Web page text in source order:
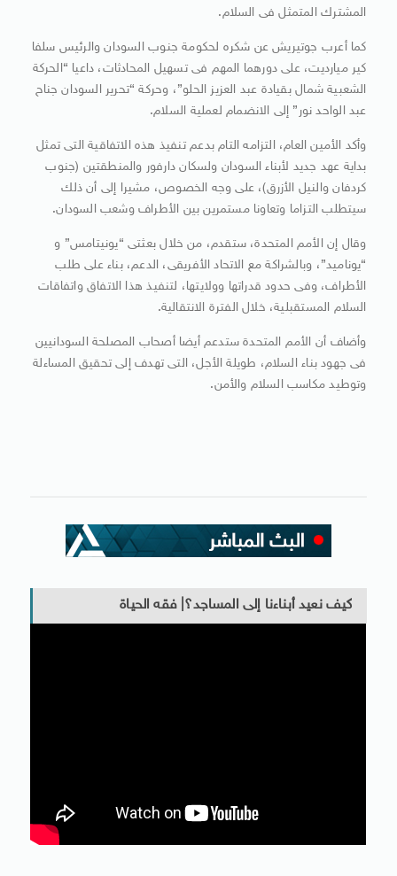
المشترك المتمثل فى السلام.
كما أعرب جوتيريش عن شكره لحكومة جنوب السودان والرئيس سلفا
كير ميارديت، على دورهما المهم فى تسهيل المحادثات، داعيا “الحركة
الشعبية شمال بقيادة عبد العزيز الحلو”، وحركة “تحرير السودان جناح
عبد الواحد نور” إلى الانضمام لعملية السلام.
وأكد الأمين العام، التزامه التام بدعم تنفيذ هذه الاتفاقية التى تمثل
بداية عهد جديد لأبناء السودان ولسكان دارفور والمنطقتين (جنوب
كردفان والنيل الأزرق)، على وجه الخصوص، مشيرا إلى أن ذلك
سيتطلب التزاما وتعاونا مستمرين بين الأطراف وشعب السودان.
وقال إن الأمم المتحدة، ستقدم، من خلال بعثتى “يونيتامس” و
“يوناميد”، وبالشراكة مع الاتحاد الأفريقى، الدعم، بناء على طلب
الأطراف، وفى حدود قدراتها وولايتها، لتنفيذ هذا الاتفاق واتفاقات
السلام المستقبلية، خلال الفترة الانتقالية.
وأضاف أن الأمم المتحدة ستدعم أيضا أصحاب المصلحة السودانيين
فى جهود بناء السلام، طويلة الأجل، التى تهدف إلى تحقيق المساءلة
وتوطيد مكاسب السلام والأمن.
كيف نعيد أبناءنا إلى المساجد؟| فقه الحياة